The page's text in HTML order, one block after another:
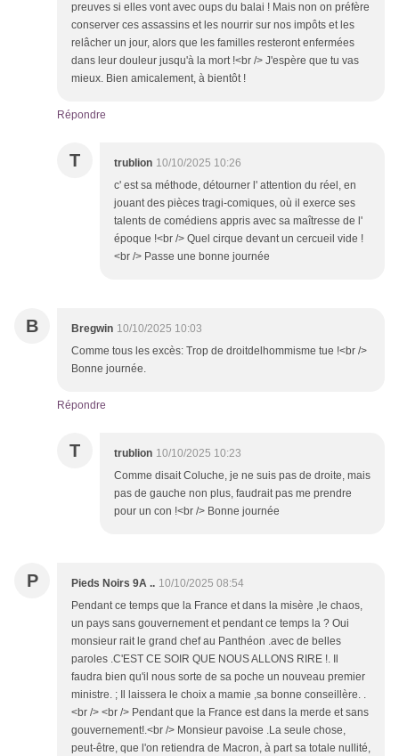
preuves si elles vont avec oups du balai ! Mais non on préfère
conserver ces assassins et les nourrir sur nos impôts et les
relâcher un jour, alors que les familles resteront enfermées
dans leur douleur jusqu'à la mort !<br /> J'espère que tu vas
mieux. Bien amicalement, à bientôt !
Répondre
T trublion 10/10/2025 10:26
c' est sa méthode, détourner l' attention du réel, en
jouant des pièces tragi-comiques, où il exerce ses
talents de comédiens appris avec sa maîtresse de l'
époque !<br /> Quel cirque devant un cercueil vide !
<br /> Passe une bonne journée
B Bregwin 10/10/2025 10:03
Comme tous les excès: Trop de droitdelhommisme tue !<br />
Bonne journée.
Répondre
T trublion 10/10/2025 10:23
Comme disait Coluche, je ne suis pas de droite, mais
pas de gauche non plus, faudrait pas me prendre
pour un con !<br /> Bonne journée
P Pieds Noirs 9A .. 10/10/2025 08:54
Pendant ce temps que la France et dans la misère ,le chaos,
un pays sans gouvernement et pendant ce temps la ? Oui
monsieur rait le grand chef au Panthéon .avec de belles
paroles .C'EST CE SOIR QUE NOUS ALLONS RIRE !. Il
faudra bien qu'il nous sorte de sa poche un nouveau premier
ministre. ; Il laissera le choix a mamie ,sa bonne conseillère. .
<br /> <br /> Pendant que la France est dans la merde et sans
gouvernement!.<br /> Monsieur pavoise .La seule chose,
peut-être, que l'on retiendra de Macron, à part sa totale nullité,